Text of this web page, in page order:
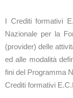
I Crediti formativi
Nazionale per la
(provider) delle
ed alle modalità
fini del Programma
Crediti formativi